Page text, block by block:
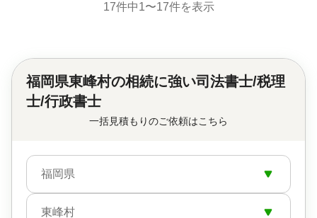
17件中1〜17件を表示
福岡県東峰村の相続に強い司法書士/税理
士/行政書士
一括見積もりのご依頼はこちら
福岡県
東峰村